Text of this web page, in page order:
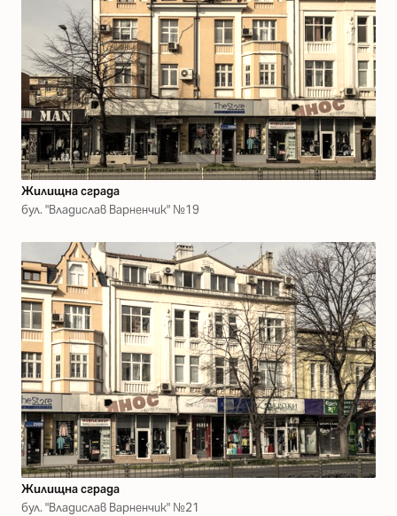
Жилищна сграда
бул. "Владислав Варненчик" №19
Жилищна сграда
бул. "Владислав Варненчик" №21